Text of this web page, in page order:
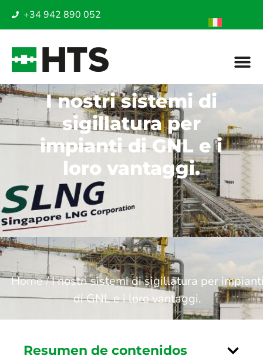
+34 942 890 052
I nostri sistemi di
sigillatura per
impianti di GNL e i
loro vantaggi.
Home/I nostri sistemi di sigillatura per
di GNL e i loro vantaggi.
Resumen de contenidos